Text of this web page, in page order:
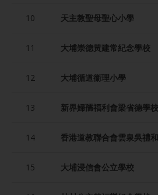
10 天主教聖母聖心小學
11 大埔崇德黃建常紀念學校
12 大埔循道衞理小學
13 新界婦孺福利會梁省德學校
14 香港道教聯合會雲泉吳禮
15 大埔浸信會公立學校